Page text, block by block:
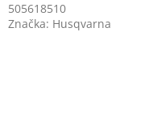
505618510
Značka: Husqvarna